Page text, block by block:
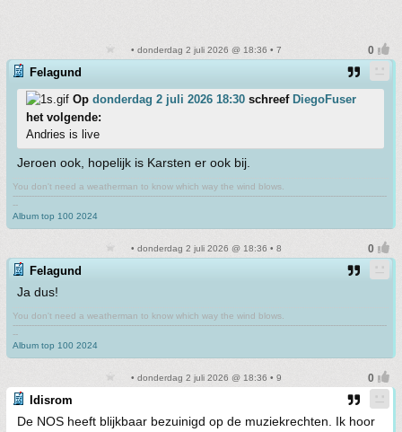
• donderdag 2 juli 2026 @ 18:36 • 7
Felagund
Op donderdag 2 juli 2026 18:30 schreef DiegoFuser
het volgende:
Andries is live
Jeroen ook, hopelijk is Karsten er ook bij.
You don't need a weatherman to know which way the wind blows.
-------------------------------------------------------------------------------------------------------------------------------------------
--
Album top 100 2024
• donderdag 2 juli 2026 @ 18:36 • 8
Felagund
Ja dus!
You don't need a weatherman to know which way the wind blows.
-------------------------------------------------------------------------------------------------------------------------------------------
--
Album top 100 2024
• donderdag 2 juli 2026 @ 18:36 • 9
Idisrom
De NOS heeft blijkbaar bezuinigd op de muziekrechten. Ik hoor